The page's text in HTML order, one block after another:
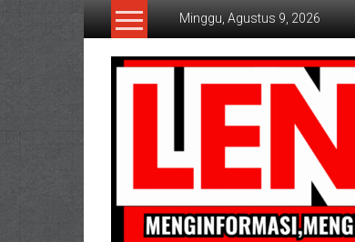
Lompat
Minggu, Agustus 9, 2026
Lensaaktual